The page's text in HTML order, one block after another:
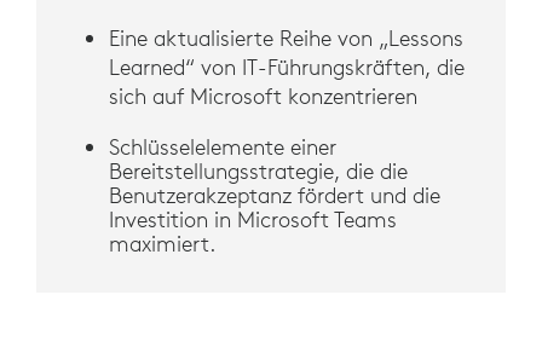
Eine aktualisierte Reihe von „Lessons
Learned“ von IT-Führungskräften, die
sich auf Microsoft konzentrieren
Schlüsselelemente einer
Bereitstellungsstrategie, die die
Benutzerakzeptanz fördert und die
Investition in Microsoft Teams
maximiert.